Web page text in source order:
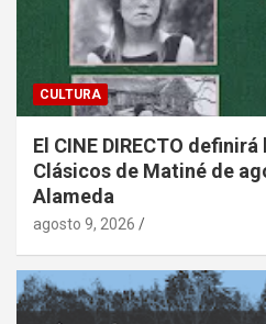
CULTURA
El CINE DIRECTO
Clásicos de Matiné de
Alameda
agosto 9, 2026